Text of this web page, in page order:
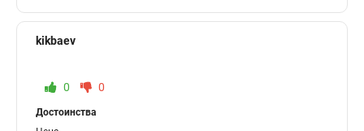
kikbaev
0 0
Достоинства